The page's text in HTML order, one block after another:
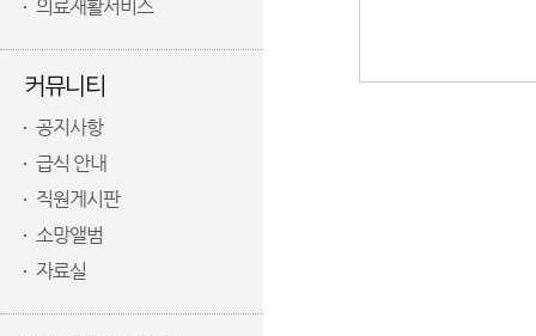
의료재활서비스
커뮤니티
공지사항
급식 안내
직원게시판
소망앨범
자료실